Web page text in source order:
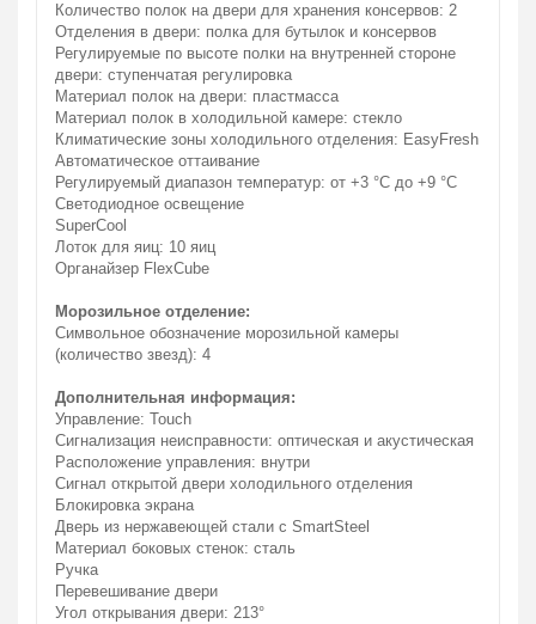
Количество полок на двери для хранения консервов: 2
Отделения в двери: полка для бутылок и консервов
Регулируемые по высоте полки на внутренней стороне
двери: ступенчатая регулировка
Материал полок на двери: пластмасса
Материал полок в холодильной камере: стекло
Климатические зоны холодильного отделения: EasyFresh
Автоматическое оттаивание
Регулируемый диапазон температур: от +3 °C до +9 °C
Светодиодное освещение
SuperCool
Лоток для яиц: 10 яиц
Органайзер FlexCube
Морозильное отделение:
Символьное обозначение морозильной камеры
(количество звезд): 4
Дополнительная информация:
Управление: Touch
Сигнализация неисправности: oптическая и акустическая
Расположение управления: внутри
Сигнал открытой двери холодильного отделения
Блокировка экрана
Дверь из нержавеющей стали с SmartSteel
Материал боковых стенок: сталь
Ручка
Перевешивание двери
Угол открывания двери: 213°